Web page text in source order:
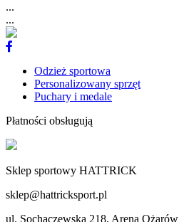
...
...
Odzież sportowa
Personalizowany sprzęt
Puchary i medale
Płatności obsługują
Sklep sportowy HATTRICK
sklep@hattricksport.pl
ul. Sochaczewska 218, Arena Ożarów